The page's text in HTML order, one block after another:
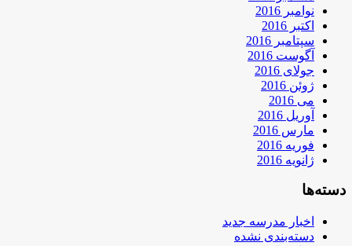
نوامبر 2016
اکتبر 2016
سپتامبر 2016
آگوست 2016
جولای 2016
ژوئن 2016
می 2016
آوریل 2016
مارس 2016
فوریه 2016
ژانویه 2016
دسته‌ها
اخبار مدرسه جدید
دسته‌بندی نشده